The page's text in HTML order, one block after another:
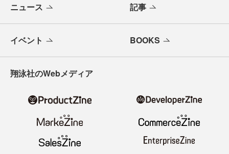
ニュース 記事
イベント BOOKS
翔泳社のWebメディア